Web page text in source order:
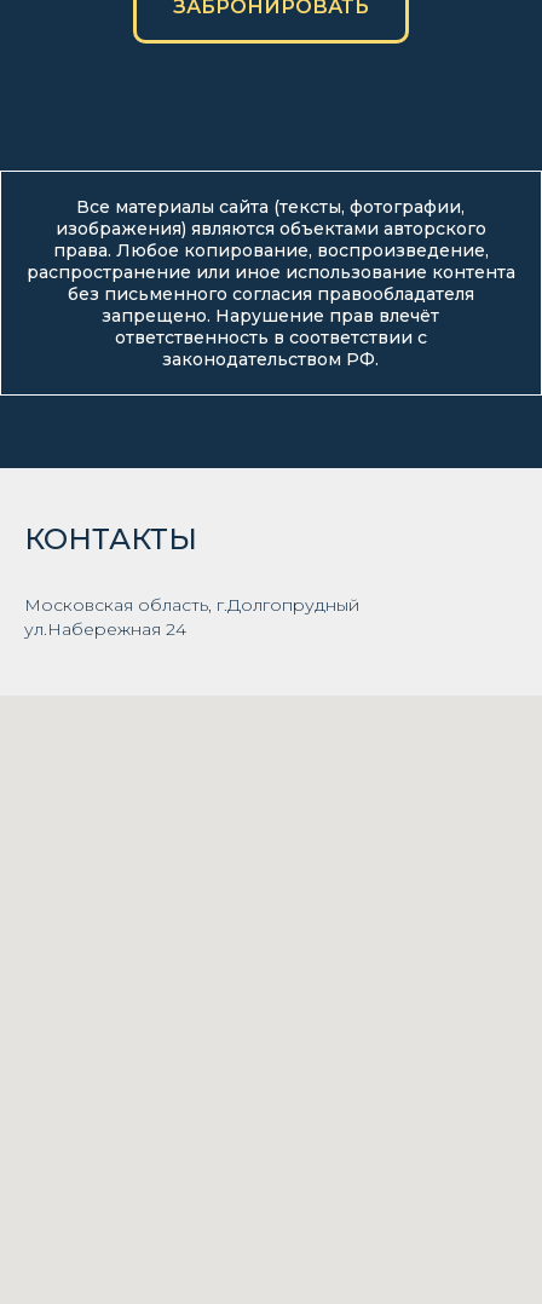
ЗАБРОНИРОВАТЬ
Все материалы сайта (тексты, фотографии,
изображения) являются объектами авторского
права. Любое копирование, воспроизведение,
распространение или иное использование контента
без письменного согласия правообладателя
запрещено. Нарушение прав влечёт
ответственность в соответствии с
законодательством РФ.
КОНТАКТЫ
Московская область, г.Долгопрудный
ул.Набережная 24